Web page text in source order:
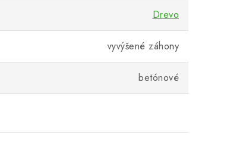
Drevo
vyvýšené záhony
betónové